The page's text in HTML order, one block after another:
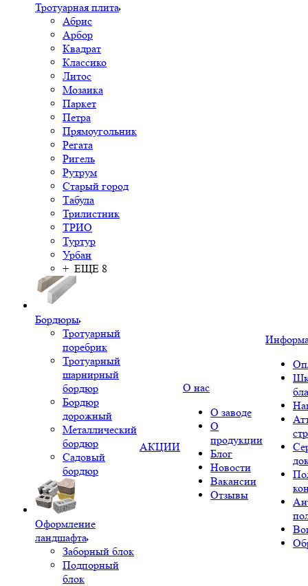
Тротуарная плита
Абрис
Арбор
Квадрат
Классико
Литос
Мозаика
Паркет
Петра
Прямоугольник
Регата
Ригель
Рутрум
Старый город
Табула
Трилистник
ТРИО
Туртур
Урбан
+ ЕЩЕ 8
Бордюры
Тротуарный
поребрик
Тротуарный
шарнирный
бордюр
Бордюр
дорожный
Металлический
бордюр
Садовый
бордюр
Оформление
ландшафта
Заборный блок
Подпорный
блок
АКЦИИ
О нас
О заводе
О
продукции
Блог
Новости
Вакансии
Отзывы